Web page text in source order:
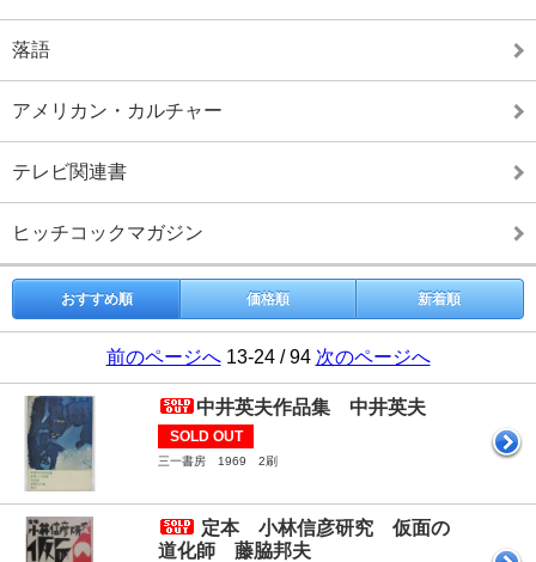
落語
アメリカン・カルチャー
テレビ関連書
ヒッチコックマガジン
おすすめ順 価格順 新着順
前のページへ13-24 / 94 次のページへ
中井英夫作品集 中井英夫
SOLD OUT
三一書房 1969 2刷
定本 小林信彦研究 仮面の
道化師 藤脇邦夫